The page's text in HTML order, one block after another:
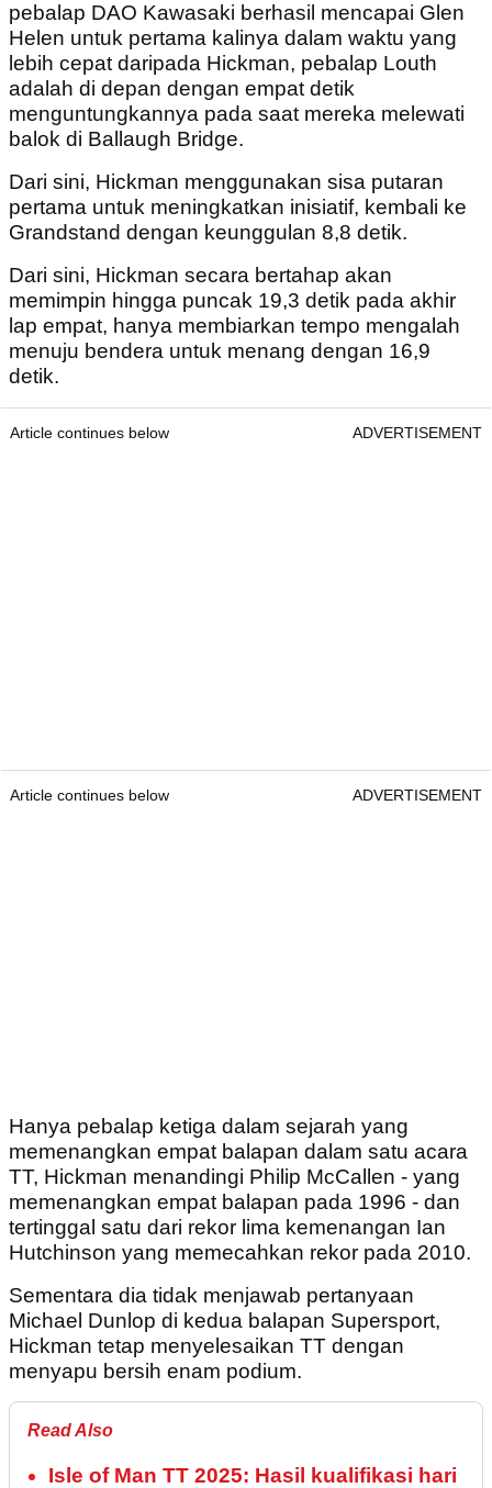
pebalap DAO Kawasaki berhasil mencapai Glen
Helen untuk pertama kalinya dalam waktu yang
lebih cepat daripada Hickman, pebalap Louth
adalah di depan dengan empat detik
menguntungkannya pada saat mereka melewati
balok di Ballaugh Bridge.
Dari sini, Hickman menggunakan sisa putaran
pertama untuk meningkatkan inisiatif, kembali ke
Grandstand dengan keunggulan 8,8 detik.
Dari sini, Hickman secara bertahap akan
memimpin hingga puncak 19,3 detik pada akhir
lap empat, hanya membiarkan tempo mengalah
menuju bendera untuk menang dengan 16,9
detik.
Article continues below ADVERTISEMENT
Article continues below ADVERTISEMENT
Hanya pebalap ketiga dalam sejarah yang
memenangkan empat balapan dalam satu acara
TT, Hickman menandingi Philip McCallen - yang
memenangkan empat balapan pada 1996 - dan
tertinggal satu dari rekor lima kemenangan Ian
Hutchinson yang memecahkan rekor pada 2010.
Sementara dia tidak menjawab pertanyaan
Michael Dunlop di kedua balapan Supersport,
Hickman tetap menyelesaikan TT dengan
menyapu bersih enam podium.
Read Also
Isle of Man TT 2025: Hasil kualifikasi hari